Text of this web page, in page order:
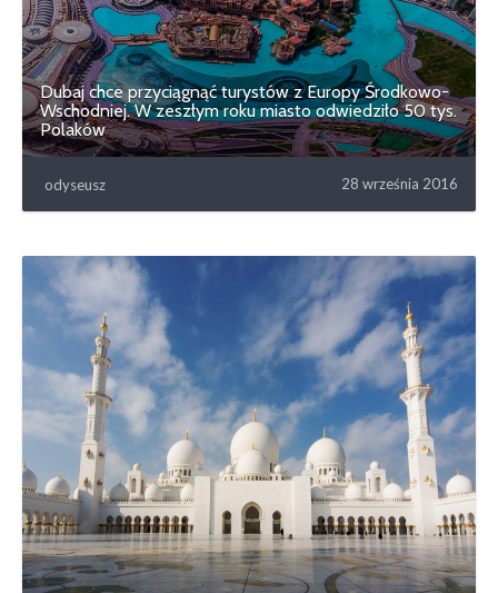
Dubaj chce przyciągnąć turystów z Europy Środkowo-
Wschodniej. W zeszłym roku miasto odwiedziło 50 tys.
Polaków
odyseusz 28 września 2016